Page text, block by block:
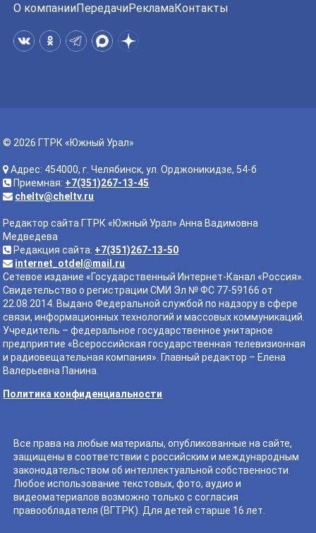
О компанииПередачиРекламаКонтакты
© 2026 ГТРК «Южный Урал»
Адрес: 454000, г. Челябинск, ул. Орджоникидзе, 54-б
Приемная: +7(351)267-13-45
cheltv@cheltv.ru
Редактор сайта ГТРК «Южный Урал» Анна Вадимовна
Медведева
Редакция сайта: +7(351)267-13-50
internet_otdel@mail.ru
Сетевое издание «Государственный Интернет-Канал «Россия».
Свидетельство о регистрации СМИ Эл № ФС 77-59166 от
22.08.2014. Выдано Федеральной службой по надзору в сфере
связи, информационных технологий и массовых коммуникаций.
Учредитель – федеральное государственное унитарное
предприятие «Всероссийская государственная телевизионная
и радиовещательная компания». Главный редактор – Елена
Валерьевна Панина.
Политика конфиденциальности
Все права на любые материалы, опубликованные на сайте,
защищены в соответствии с российским и международным
законодательством об интеллектуальной собственности.
Любое использование текстовых, фото, аудио и
видеоматериалов возможно только с согласия
правообладателя (ВГТРК). Для детей старше 16 лет.